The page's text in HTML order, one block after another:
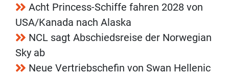
Acht Princess-Schiffe fahren 2028 von
USA/Kanada nach Alaska
NCL sagt Abschiedsreise der Norwegian
Sky ab
Neue Vertriebschefin von Swan Hellenic